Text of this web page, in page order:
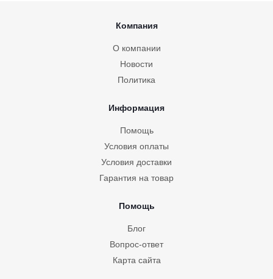
Угловая гардеробная Белла 3
Компания
О компании
Новости
Политика
Информация
Помощь
Условия оплаты
Условия доставки
Гарантия на товар
Помощь
Блог
Вопрос-ответ
Карта сайта